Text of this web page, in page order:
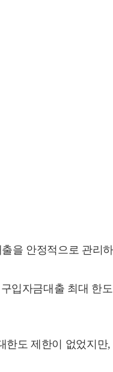
을 안정적으로 관리
자금대출 최대 한
도 제한이 없었지